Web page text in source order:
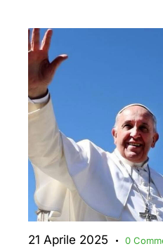
21 Aprile 2025 0